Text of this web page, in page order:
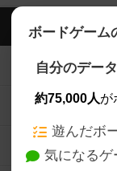
ボードゲーム
自分のデー
約75,000人が
遊んだボ
気になるゲ
ボドゲーマ
ボードゲーム
ボードゲーム
ボードゲーム会